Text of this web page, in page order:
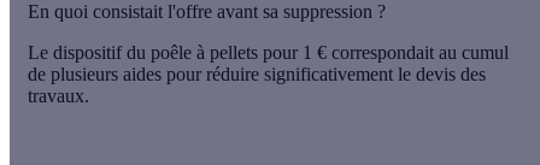
En quoi consistait l'offre avant sa suppression ?
Le dispositif du poêle à pellets pour 1 € correspondait au cumul
de plusieurs aides pour réduire significativement le devis des
travaux.